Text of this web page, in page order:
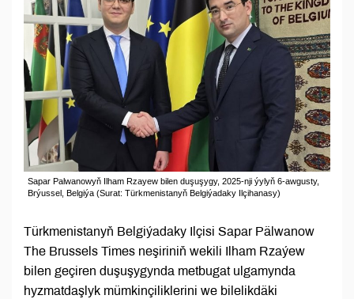
Sapar Palwanowyň Ilham Rzayew bilen duşuşygy, 2025-nji ýylyň 6-awgusty,
Brýussel, Belgiýa (Surat: Türkmenistanyň Belgiýadaky Ilçihanasy)
Türkmenistanyň Belgiýadaky Ilçisi Sapar Pälwanow
The Brussels Times neşiriniň wekili Ilham Rzaýew
bilen geçiren duşuşygynda metbugat ulgamynda
hyzmatdaşlyk mümkinçiliklerini we bilelikdäki